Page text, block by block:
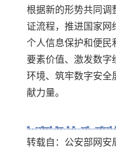
根据新的形势共同调
证流程，推进国家
个人信息保护和便
要素价值、激发数
环境、筑牢数字安全
献力量。
转载自：公安部网安